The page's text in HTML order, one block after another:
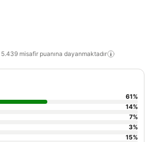
misafir puanına dayanmaktadır
61%
14%
7%
3%
15%